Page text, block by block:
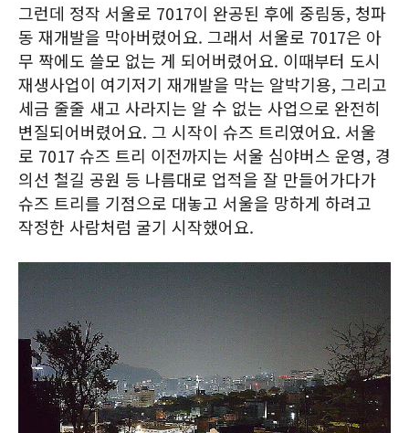
그런데 정작 서울로 7017이 완공된 후에 중림동, 청파
동 재개발을 막아버렸어요. 그래서 서울로 7017은 아
무 짝에도 쓸모 없는 게 되어버렸어요. 이때부터 도시
재생사업이 여기저기 재개발을 막는 알박기용, 그리고
세금 줄줄 새고 사라지는 알 수 없는 사업으로 완전히
변질되어버렸어요. 그 시작이 슈즈 트리였어요. 서울
로 7017 슈즈 트리 이전까지는 서울 심야버스 운영, 경
의선 철길 공원 등 나름대로 업적을 잘 만들어가다가
슈즈 트리를 기점으로 대놓고 서울을 망하게 하려고
작정한 사람처럼 굴기 시작했어요.